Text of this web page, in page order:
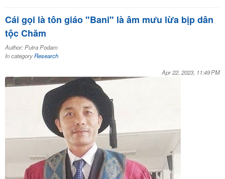
Cái gọi là tôn giáo "Bani" là âm mưu lừa bịp dân
tộc Chăm
Author: Putra Podam
In categoryResearch
Apr 22, 2023, 11:49 PM